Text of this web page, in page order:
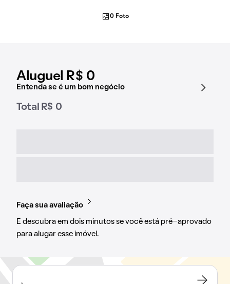
Aluguel R$ 0
Entenda se é um bom negócio
Total R$ 0
Faça sua avaliação
E descubra em dois minutos se você está pré-aprovado
para alugar esse imóvel.
0 Foto
,